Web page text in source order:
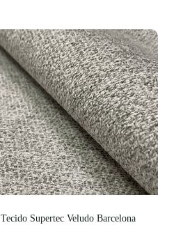
Tecido Supertec Veludo Barcelona